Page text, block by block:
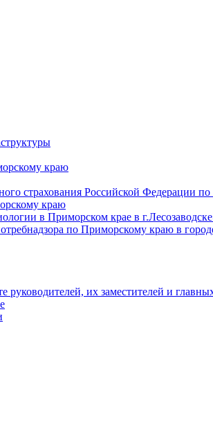
краю
страхования Российской Федерации
краю
в Приморском крае в
по Приморскому краю в
руководителей, их заместителей и